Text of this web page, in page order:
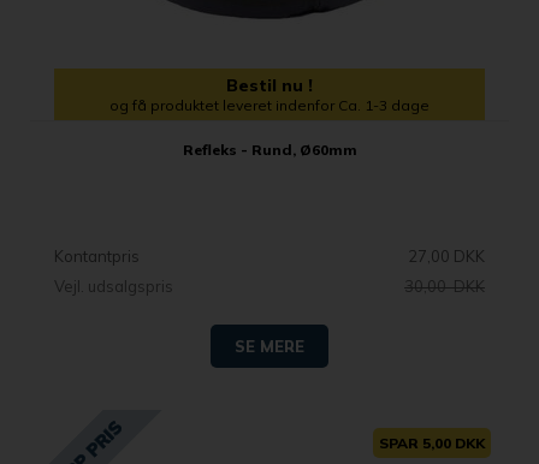
Bestil nu !
og få produktet leveret indenfor Ca. 1-3 dage
Refleks - Rund, Ø60mm
Kontantpris
27,00 DKK
Vejl. udsalgspris
30,00 DKK
SE MERE
SPAR 5,00 DKK